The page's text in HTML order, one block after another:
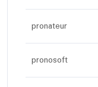
pronateur
pronosoft